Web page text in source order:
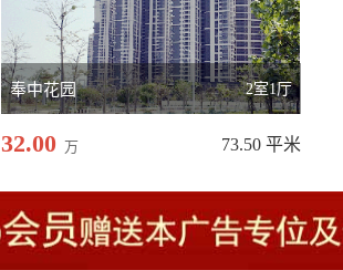
奉中花园 2室1厅
32.00 万 73.50 平米